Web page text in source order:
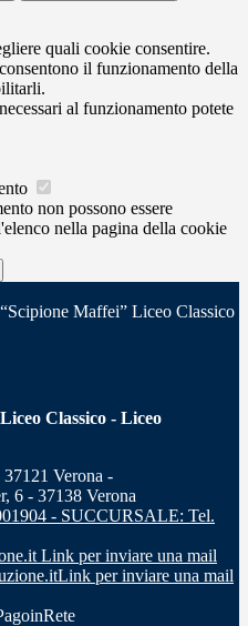
quali cookie consentire.
il funzionamento della
al funzionamento potete
non possono essere
nella pagina della cookie
Maffei” Liceo Classico
Classico - Liceo
Verona -
6 - 37138 Verona
- SUCCURSALE: Tel.
Link per inviare una mail
Link per inviare una mail